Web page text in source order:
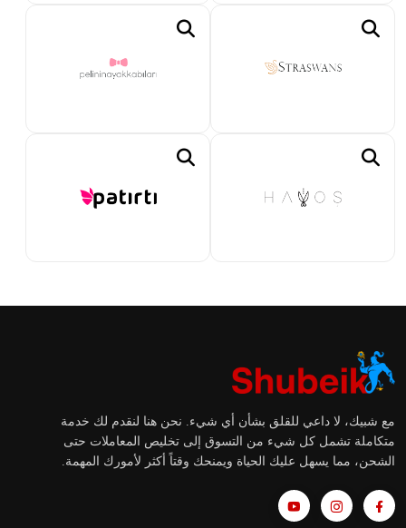
مع شبيك، لا داعي للقلق بشأن أي شيء. نحن هنا لنقدم لك خدمة
متكاملة تشمل كل شيء من التسوق إلى تخليص المعاملات حتى
الشحن، مما يسهل عليك الحياة ويمنحك وقتاً أكثر لأمورك المهمة.